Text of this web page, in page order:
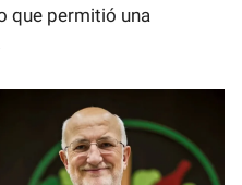
que permitió una